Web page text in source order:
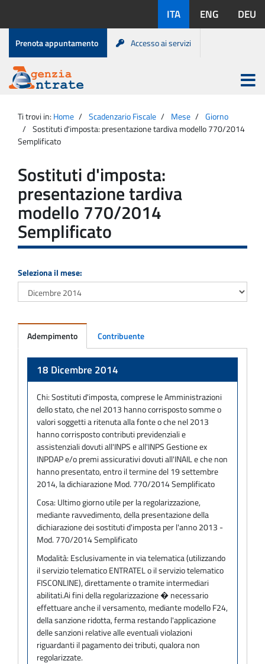
contenuto
disponibili:
ITA ENG DEU
Menu
di
servizio
Prenota appuntamento Accesso ai servizi
Agenzia
Entrate
Apri
menu
principale
Ti trovi in: Home Scadenzario Fiscale Mese
Giorno
Sostituti d'imposta: presentazione tardiva modello 770/2014
Semplificato
Sostituti d'imposta:
presentazione tardiva
modello 770/2014
Semplificato
Seleziona il mese:
Adempimento Contribuente
18 Dicembre 2014
Chi:Sostituti d'imposta, comprese le Amministrazioni
dello stato, che nel 2013 hanno corrisposto somme o
valori soggetti a ritenuta alla fonte o che nel 2013
hanno corrisposto contributi previdenziali e
assistenziali dovuti all'INPS e all'INPS Gestione ex
INPDAP e/o premi assicurativi dovuti all'INAIL e che non
hanno presentato, entro il termine del 19 settembre
2014, la dichiarazione Mod. 770/2014 Semplificato
Cosa: Ultimo giorno utile per la regolarizzazione,
mediante ravvedimento, della presentazione della
dichiarazione dei sostituti d'imposta per l'anno 2013 -
Mod. 770/2014 Semplificato
Modalità: Esclusivamente in via telematica (utilizzando
il servizio telematico ENTRATEL o il servizio telematico
FISCONLINE), direttamente o tramite intermediari
abilitati.Ai fini della regolarizzazione � necessario
effettuare anche il versamento, mediante modello F24,
della sanzione ridotta, ferma restando l'applicazione
delle sanzioni relative alle eventuali violazioni
riguardanti il pagamento dei tributi, qualora non
regolarizzate.